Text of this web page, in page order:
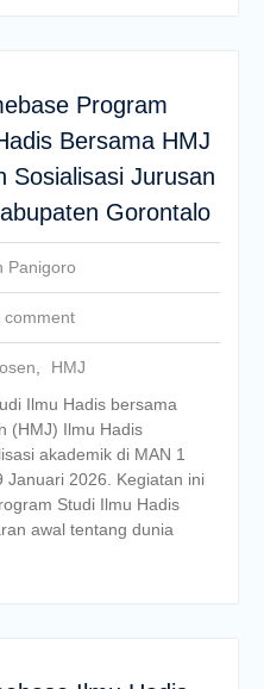
Program
Bersama HMJ
Sosialisasi Jurusan
Gorontalo
Panigoro
comment
HMJ
Ilmu Hadis bersama
(HMJ) Ilmu Hadis
akademik di MAN 1
Januari 2026. Kegiatan ini
Studi Ilmu Hadis
awal tentang dunia